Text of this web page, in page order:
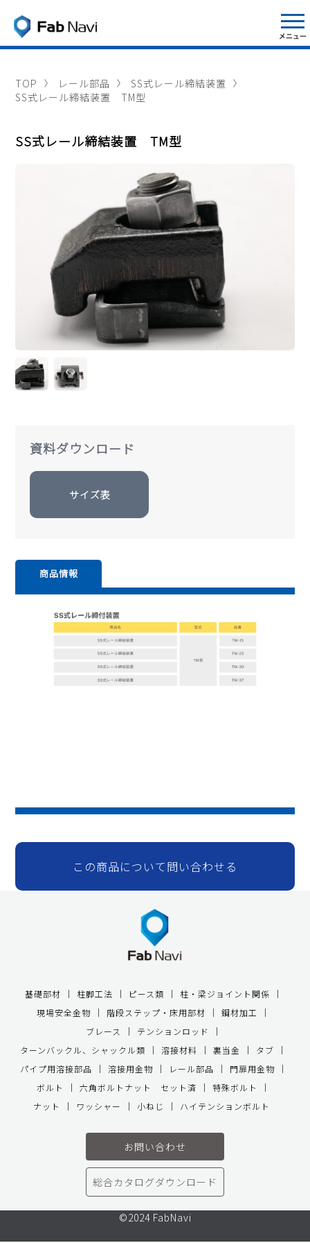
TOP レール部品
SS式レール締結装置
SS式レール締結装置 TM型
SS式レール締結装置 TM型
資料ダウンロード
サイズ表
商品情報
この商品について問い合わせる
基礎部材 柱脚工法 ピース類
柱・梁ジョイント関係
現場安全金物
階段ステップ・床用部材
鋼材加工
ブレース
テンションロッド
ターンバックル、シャックル類
溶接材料 裏当金
タブ
パイプ用溶接部品
溶接用金物 レール部品
門扉用金物
ボルト
六角ボルトナット セット済
特殊ボルト
ナット
ワッシャー 小ねじ ハイテンションボルト
お問い合わせ
総合カタログダウンロード
©2024 FabNavi